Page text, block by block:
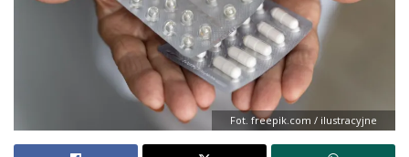
Fot. freepik.com / ilustracyjne